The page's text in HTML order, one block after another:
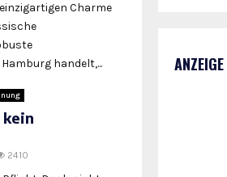
Charme
handelt,...
2410
ANZEIGE